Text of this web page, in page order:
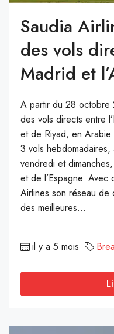
Saudia
des vols
Madrid et
A partir du 28 octobre
des vols directs entre
et de Riyad, en
3 vols
vendredi et
et de l’Espagne. Avec
Airlines son réseau de
des meilleures...
il y a 5 mois